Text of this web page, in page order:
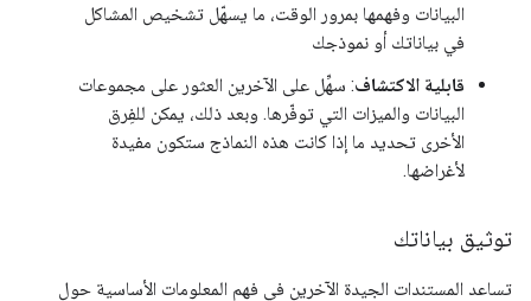
البيانات وفهمها بمرور الوقت، ما يسهّل تشخيص المشاكل
في بياناتك أو نموذجك
قابلية الاكتشاف: سهِّل على الآخرين العثور على مجموعات
البيانات والميزات التي توفّرها. وبعد ذلك، يمكن للفِرق
الأخرى تحديد ما إذا كانت هذه النماذج ستكون مفيدة
لأغراضها.
توثيق بياناتك
تساعد المستندات الجيدة الآخرين في فهم المعلومات الأساسية حول